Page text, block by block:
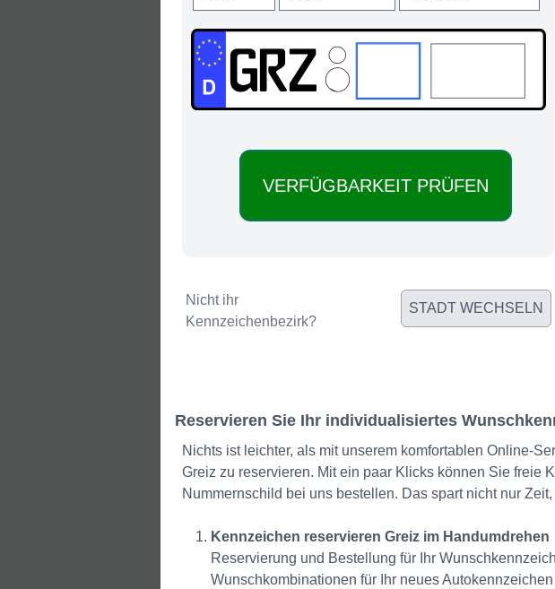
GRZ:
Nicht ihr
Kennzeichenbezirk?
STADT WECHSELN
Reservieren Sie Ihr individualisiertes
Nichts ist leichter, als mit unserem komfortablen Online-
Greiz zu reservieren. Mit ein paar Klicks können Sie freie
Nummernschild bei uns bestellen. Das spart nicht nur
Kennzeichen reservieren Greiz im Handumdrehen
Reservierung und Bestellung für Ihr
Wunschkombinationen für Ihr neues